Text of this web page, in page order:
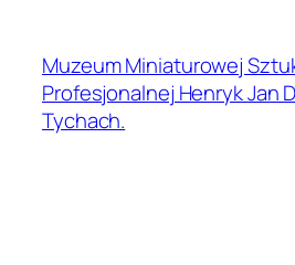
Muzeum Miniaturowej
Profesjonalnej Henryk Jan
Tychach.